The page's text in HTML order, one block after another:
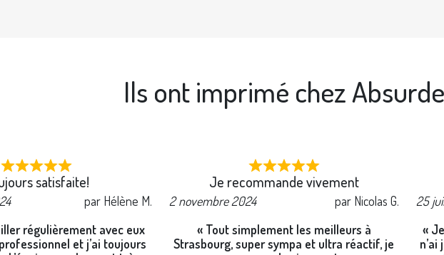
Ils ont imprimé chez Absurde
satisfaite!
par Hélène M.
régulièrement avec eux
et j’ai toujours
Je recommande vivement
2 novembre 2024
par Nicolas G.
« Tout simplement les meilleurs à
Strasbourg, super sympa et ultra réactif, je
25
«